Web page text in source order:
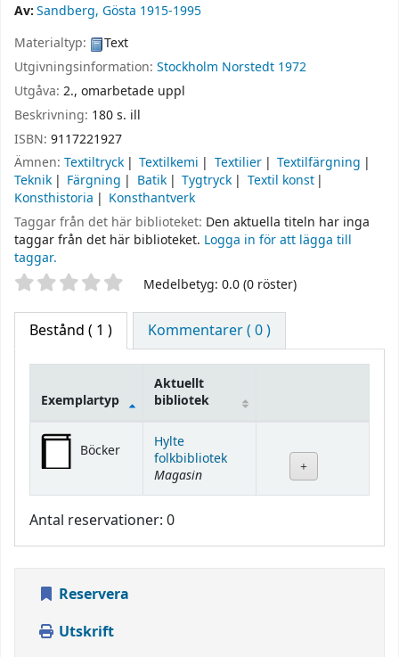
Av:Sandberg, Gösta 1915-1995
Materialtyp:
Text
Utgivningsinformation: Stockholm Norstedt 1972
Utgåva: 2., omarbetade uppl
Beskrivning: 180 s. ill
ISBN: 9117221927
Ämnen: Textiltryck Textilkemi Textilier
Textilfärgning
Teknik
Färgning Batik Tygtryck
Textil konst
Konsthistoria
Konsthantverk
Taggar från det här biblioteket: Den aktuella titeln har inga
taggar från det här biblioteket. Logga in för att lägga till
taggar.
Betyg Medelbetyg: 0.0 (0 röster)
Bestånd ( 1 ) Kommentarer ( 0 )
Bestånd
Exemplartyp
Aktuellt
bibliotek
Böcker
Hylte
folkbibliotek
Magasin
Antal reservationer: 0
Reservera
Utskrift